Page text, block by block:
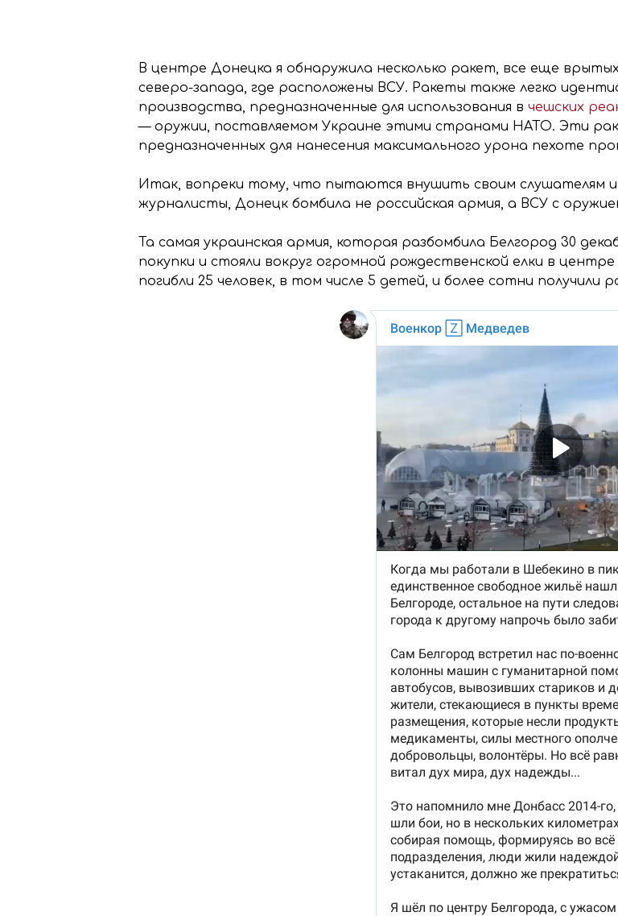
В центре Донецка я обнаружила несколько ракет, все еще
северо-запада, где расположены ВСУ. Ракеты также легко
производства, предназначенные для использования в чешских
— оружии, поставляемом Украине этими странами НАТО. Эти
предназначенных для нанесения максимального урона пехоте
Итак, вопреки тому, что пытаются внушить своим слушателям
журналисты, Донецк бомбила не российская армия, а ВСУ с
Та самая украинская армия, которая разбомбила Белгород 30
покупки и стояли вокруг огромной рождественской елки в
погибли 25 человек, в том числе 5 детей, и более сотни получили